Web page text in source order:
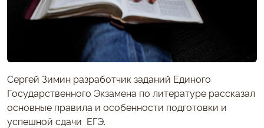
Сергей Зимин разработчик заданий Единого
Государственного Экзамена по литературе рассказал
основные правила и особенности подготовки и
успешной сдачи ЕГЭ.